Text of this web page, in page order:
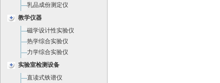
乳品成份测定仪
教学仪器
磁学设计性实验仪
热学综合实验仪
力学综合实验仪
实验室检测设备
直读式铁谱仪